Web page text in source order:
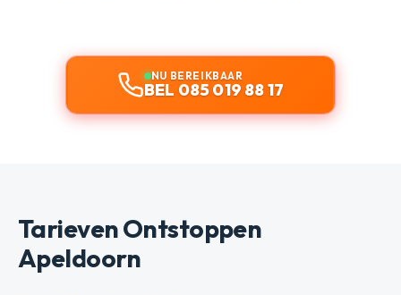
NU BEREIKBAAR
BEL 085 019 88 17
Tarieven Ontstoppen
Apeldoorn